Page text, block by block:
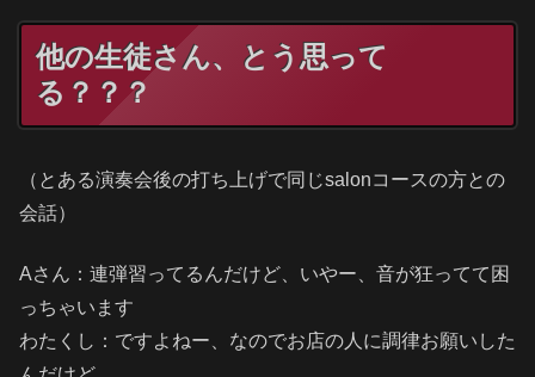
他の生徒さん、とう思って
る？？？
（とある演奏会後の打ち上げで同じsalonコースの方との
会話）
Aさん：連弾習ってるんだけど、いやー、音が狂ってて困
っちゃいます
わたくし：ですよねー、なのでお店の人に調律お願いした